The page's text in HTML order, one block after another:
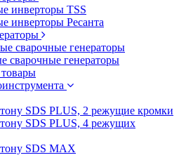
инверторы TSS
инверторы Ресанта
сварочные генераторы
сварочные генераторы
SDS PLUS, 2 режущие кромки
SDS PLUS, 4 режущих
SDS MAX